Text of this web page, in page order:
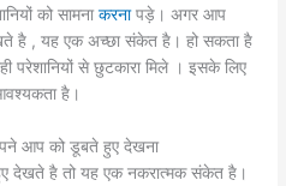
को सामनाकरनापड़े। अगर आप
है , यह एक अच्छा संकेत है। हो सकता है
से छुटकारा मिले । इसके लिए
है।
आप को डूबते हुए देखना
देखते है तो यह एक नकरात्मक संकेत है।